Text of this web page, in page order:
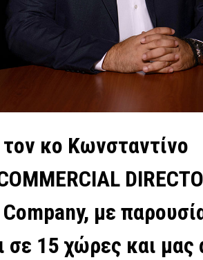
κο Κωνσταντίνο
με
σε 15 χώρες και μας